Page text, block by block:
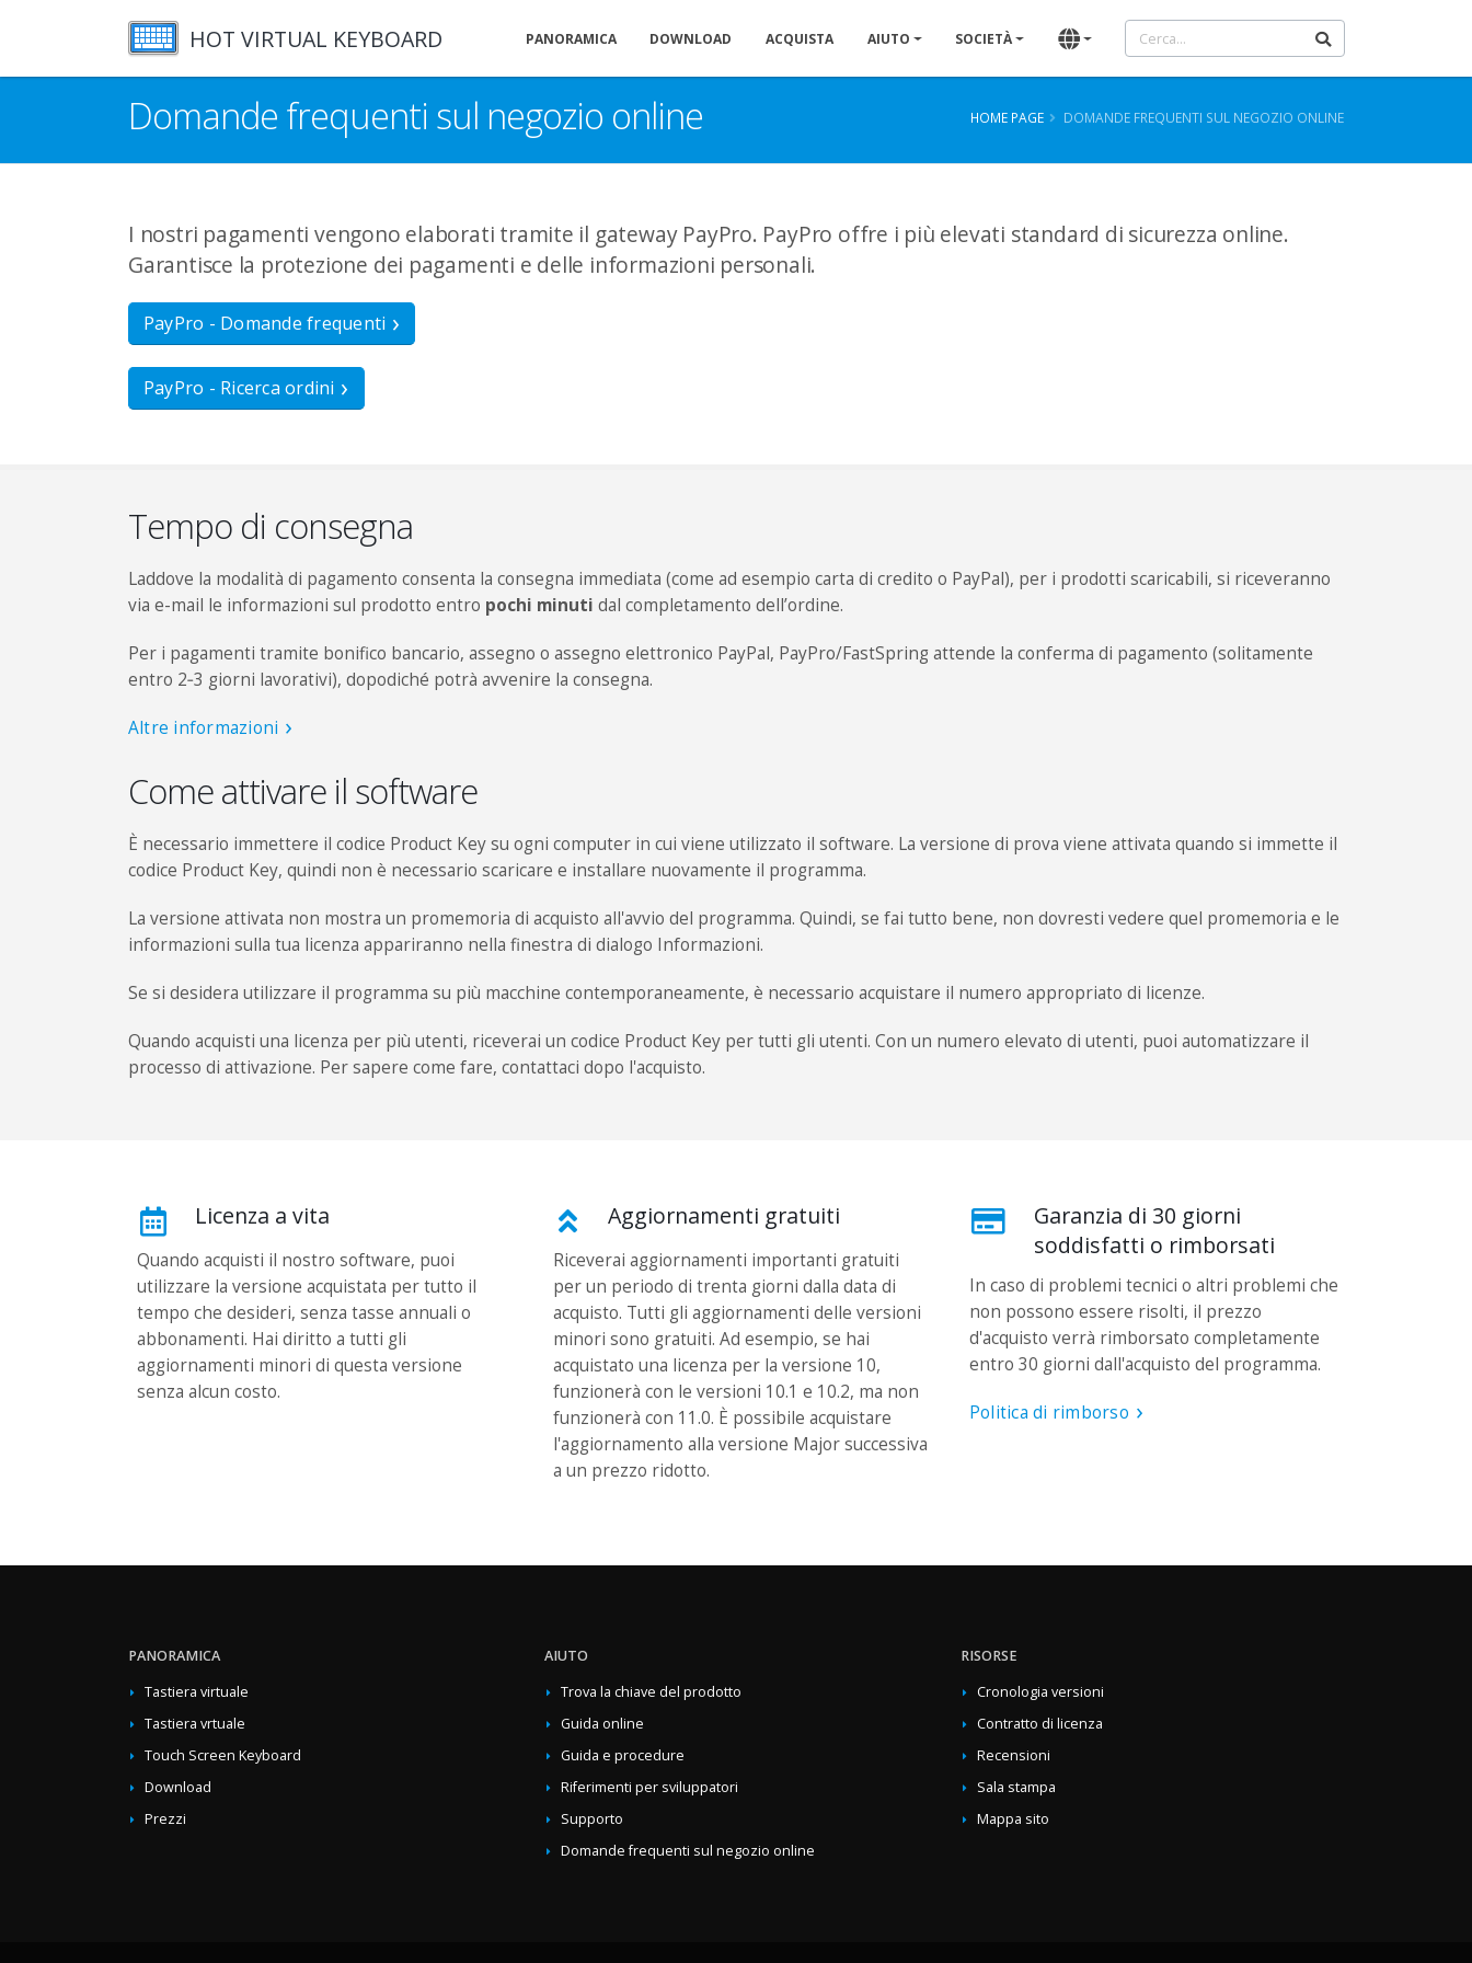
HOT VIRTUAL KEYBOARD PANORAMICA DOWNLOAD ACQUISTA AIUTO SOCIETÀ
Domande frequenti sul negozio online HOME PAGE DOMANDE FREQUENTI SUL NEGOZIO ONLINE
I nostri pagamenti vengono elaborati tramite il gateway PayPro. PayPro offre i più elevati standard di sicurezza online.
Garantisce la protezione dei pagamenti e delle informazioni personali.
PayPro - Domande frequenti
PayPro - Ricerca ordini
Tempo di consegna
Laddove la modalità di pagamento consenta la consegna immediata (come ad esempio carta di credito o PayPal), per i prodotti scaricabili, si riceveranno
via e-mail le informazioni sul prodotto entro pochi minuti dal completamento dell’ordine.
Per i pagamenti tramite bonifico bancario, assegno o assegno elettronico PayPal, PayPro/FastSpring attende la conferma di pagamento (solitamente
entro 2‑3 giorni lavorativi), dopodiché potrà avvenire la consegna.
Altre informazioni
Come attivare il software
È necessario immettere il codice Product Key su ogni computer in cui viene utilizzato il software. La versione di prova viene attivata quando si immette il
codice Product Key, quindi non è necessario scaricare e installare nuovamente il programma.
La versione attivata non mostra un promemoria di acquisto all'avvio del programma. Quindi, se fai tutto bene, non dovresti vedere quel promemoria e le
informazioni sulla tua licenza appariranno nella finestra di dialogo Informazioni.
Se si desidera utilizzare il programma su più macchine contemporaneamente, è necessario acquistare il numero appropriato di licenze.
Quando acquisti una licenza per più utenti, riceverai un codice Product Key per tutti gli utenti. Con un numero elevato di utenti, puoi automatizzare il
processo di attivazione. Per sapere come fare, contattaci dopo l'acquisto.
Licenza a vita
Quando acquisti il ​​nostro software, puoi
utilizzare la versione acquistata per tutto il
tempo che desideri, senza tasse annuali o
abbonamenti. Hai diritto a tutti gli
aggiornamenti minori di questa versione
senza alcun costo.
Aggiornamenti gratuiti
Riceverai aggiornamenti importanti gratuiti
per un periodo di trenta giorni dalla data di
acquisto. Tutti gli aggiornamenti delle versioni
minori sono gratuiti. Ad esempio, se hai
acquistato una licenza per la versione 10,
funzionerà con le versioni 10.1 e 10.2, ma non
funzionerà con 11.0. È possibile acquistare
l'aggiornamento alla versione Major successiva
a un prezzo ridotto.
Garanzia di 30 giorni
soddisfatti o rimborsati
In caso di problemi tecnici o altri problemi che
non possono essere risolti, il prezzo
d'acquisto verrà rimborsato completamente
entro 30 giorni dall'acquisto del programma.
Politica di rimborso
PANORAMICA
Tastiera virtuale
Tastiera vrtuale
Touch Screen Keyboard
Download
Prezzi
AIUTO
Trova la chiave del prodotto
Guida online
Guida e procedure
Riferimenti per sviluppatori
Supporto
Domande frequenti sul negozio online
RISORSE
Cronologia versioni
Contratto di licenza
Recensioni
Sala stampa
Mappa sito